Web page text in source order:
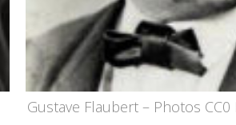
Gustave Flaubert – Photos